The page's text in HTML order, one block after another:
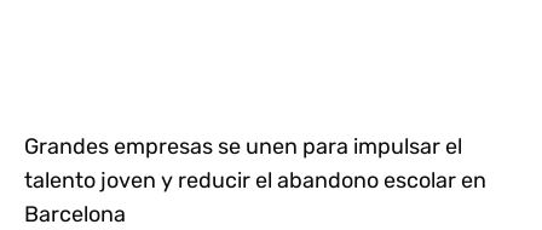
Grandes empresas se unen para impulsar el
talento joven y reducir el abandono escolar en
Barcelona